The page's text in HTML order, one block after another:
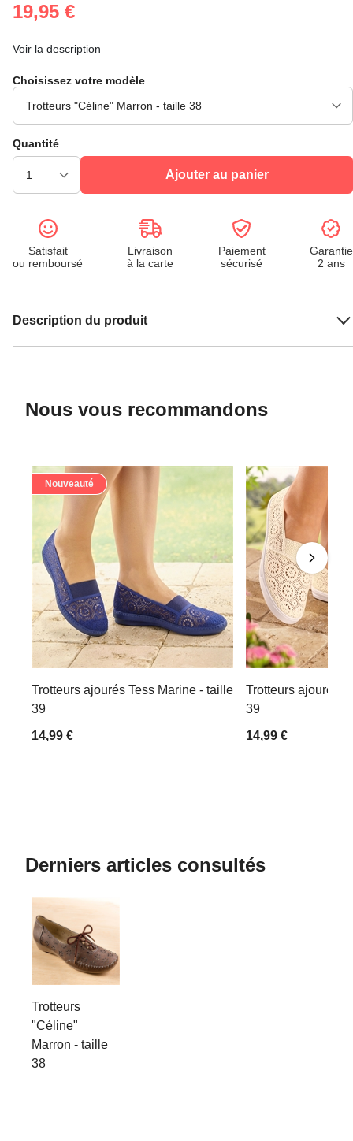
19,95 €
Voir la description
Choisissez votre modèle
Quantité
Ajouter au panier
Satisfait
ou remboursé
Livraison
à la carte
Paiement
sécurisé
Garantie
2 ans
Description du produit
Nous vous recommandons
Nouveauté
Trotteurs ajourés Tess Marine - taille
39
14,99 €
Trotteurs ajourés
39
14,99 €
Derniers articles consultés
Trotteurs
"Céline"
Marron - taille
38